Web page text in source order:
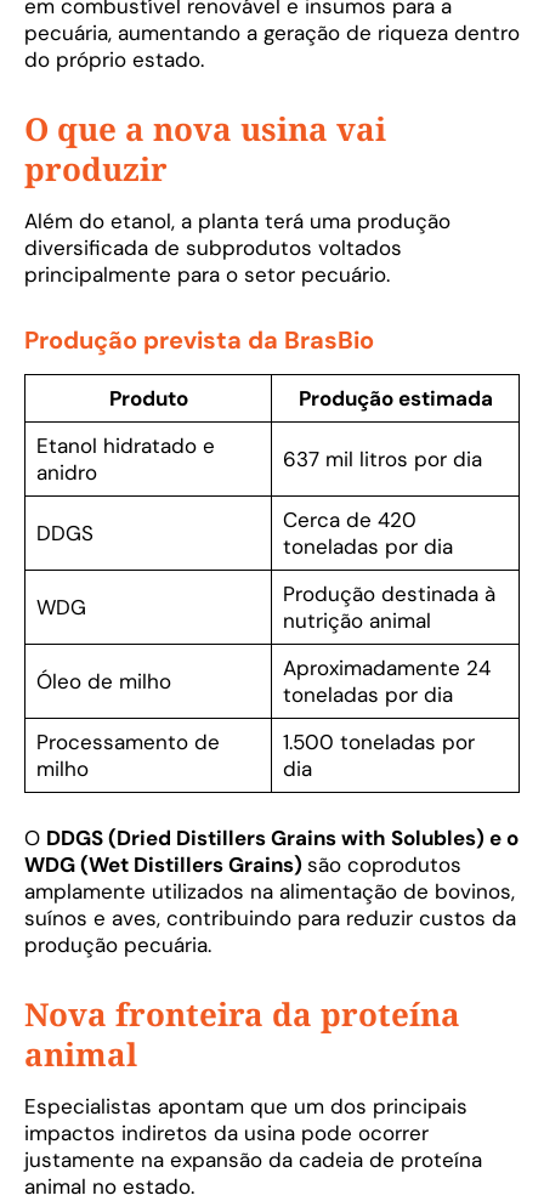
em combustível renovável e insumos para a
pecuária, aumentando a geração de riqueza dentro
do próprio estado.
O que a nova usina vai
produzir
Além do etanol, a planta terá uma produção
diversificada de subprodutos voltados
principalmente para o setor pecuário.
Produção prevista da BrasBio
Produto
Produção estimada
Etanol hidratado e
anidro
637 mil litros por dia
DDGS
Cerca de 420
toneladas por dia
WDG
Produção destinada à
nutrição animal
Óleo de milho
Aproximadamente 24
toneladas por dia
Processamento de
milho
1.500 toneladas por
dia
O DDGS (Dried Distillers Grains with Solubles) e o
WDG (Wet Distillers Grains) são coprodutos
amplamente utilizados na alimentação de bovinos,
suínos e aves, contribuindo para reduzir custos da
produção pecuária.
Nova fronteira da proteína
animal
Especialistas apontam que um dos principais
impactos indiretos da usina pode ocorrer
justamente na expansão da cadeia de proteína
animal no estado.